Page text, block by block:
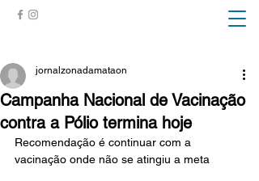
Campanha Nacional de Vacinação
contra a Pólio termina hoje
jornalzonadamataon
Recomendação é continuar com a
vacinação onde não se atingiu a meta